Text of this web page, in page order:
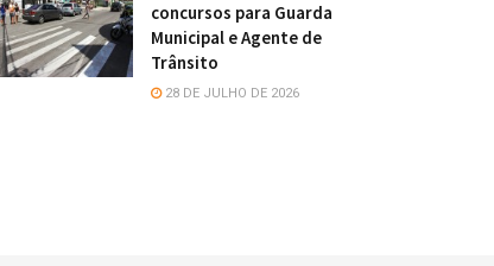
concursos para Guarda
Municipal e Agente de
Trânsito
28 DE JULHO DE 2026